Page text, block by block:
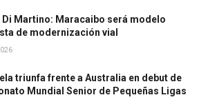
Di Martino: Maracaibo será modelo
de modernización vial
triunfa frente a Australia en debut de
Mundial Senior de Pequeñas Ligas